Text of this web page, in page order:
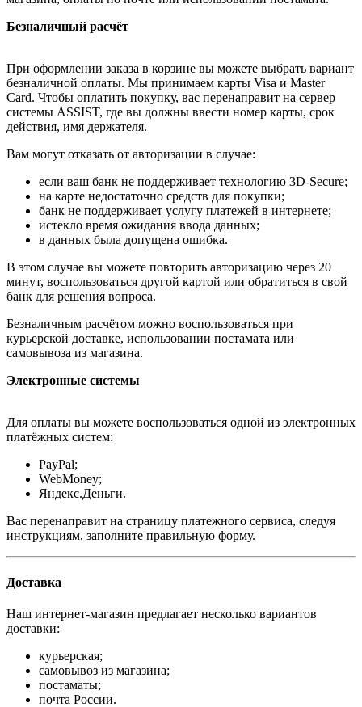
Безналичный расчёт
При оформлении заказа в корзине вы можете выбрать вариант
безналичной оплаты. Мы принимаем карты Visa и Master
Card. Чтобы оплатить покупку, вас перенаправит на сервер
системы ASSIST, где вы должны ввести номер карты, срок
действия, имя держателя.
Вам могут отказать от авторизации в случае:
если ваш банк не поддерживает технологию 3D-Secure;
на карте недостаточно средств для покупки;
банк не поддерживает услугу платежей в интернете;
истекло время ожидания ввода данных;
в данных была допущена ошибка.
В этом случае вы можете повторить авторизацию через 20
минут, воспользоваться другой картой или обратиться в свой
банк для решения вопроса.
Безналичным расчётом можно воспользоваться при
курьерской доставке, использовании постамата или
самовывоза из магазина.
Электронные системы
Для оплаты вы можете воспользоваться одной из электронных
платёжных систем:
PayPal;
WebMoney;
Яндекс.Деньги.
Вас перенаправит на страницу платежного сервиса, следуя
инструкциям, заполните правильную форму.
Доставка
Наш интернет-магазин предлагает несколько вариантов
доставки:
курьерская;
самовывоз из магазина;
постаматы;
почта России.